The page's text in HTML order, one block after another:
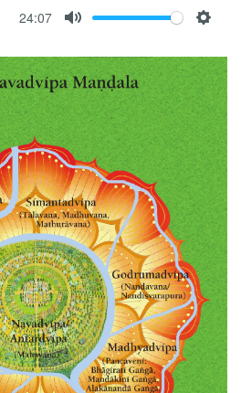
24:07
u
t
e
e
t
t
i
n
g
s